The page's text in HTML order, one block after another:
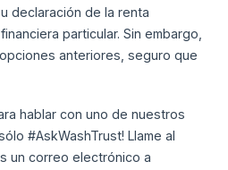
declaración de la renta
particular. Sin embargo,
anteriores, seguro que
hablar con uno de nuestros
#AskWashTrust! Llame al
un correo electrónico a